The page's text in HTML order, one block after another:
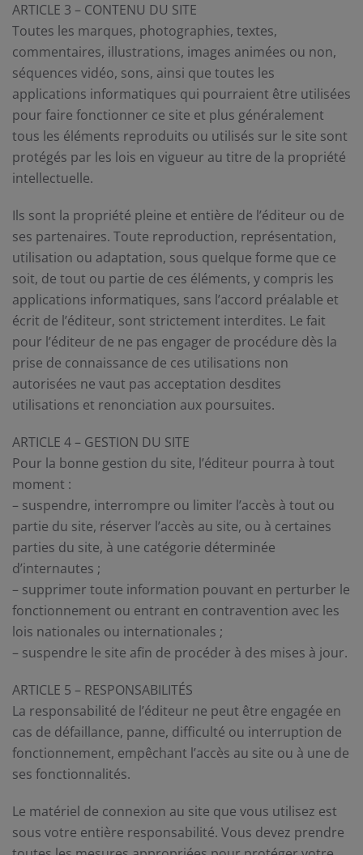
ARTICLE 3 – CONTENU DU SITE
Toutes les marques, photographies, textes,
commentaires, illustrations, images animées ou non,
séquences vidéo, sons, ainsi que toutes les
applications informatiques qui pourraient être utilisées
pour faire fonctionner ce site et plus généralement
tous les éléments reproduits ou utilisés sur le site sont
protégés par les lois en vigueur au titre de la propriété
intellectuelle.
Ils sont la propriété pleine et entière de l’éditeur ou de
ses partenaires. Toute reproduction, représentation,
utilisation ou adaptation, sous quelque forme que ce
soit, de tout ou partie de ces éléments, y compris les
applications informatiques, sans l’accord préalable et
écrit de l’éditeur, sont strictement interdites. Le fait
pour l’éditeur de ne pas engager de procédure dès la
prise de connaissance de ces utilisations non
autorisées ne vaut pas acceptation desdites
utilisations et renonciation aux poursuites.
ARTICLE 4 – GESTION DU SITE
Pour la bonne gestion du site, l’éditeur pourra à tout
moment :
– suspendre, interrompre ou limiter l’accès à tout ou
partie du site, réserver l’accès au site, ou à certaines
parties du site, à une catégorie déterminée
d’internautes ;
– supprimer toute information pouvant en perturber le
fonctionnement ou entrant en contravention avec les
lois nationales ou internationales ;
– suspendre le site afin de procéder à des mises à jour.
ARTICLE 5 – RESPONSABILITÉS
La responsabilité de l’éditeur ne peut être engagée en
cas de défaillance, panne, difficulté ou interruption de
fonctionnement, empêchant l’accès au site ou à une de
ses fonctionnalités.
Le matériel de connexion au site que vous utilisez est
sous votre entière responsabilité. Vous devez prendre